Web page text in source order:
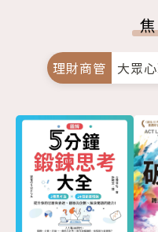
理財商管 大眾